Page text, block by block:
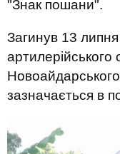
"Знак пошани".
Загинув 13
артилерійського
зазначається в